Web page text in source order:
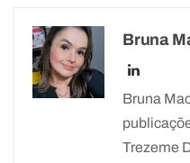
Bruna
Bruna
Trezeme